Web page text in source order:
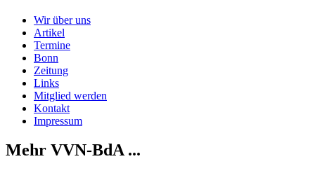
Wir über uns
Artikel
Termine
Bonn
Zeitung
Links
Mitglied werden
Kontakt
Impressum
Mehr VVN-BdA ...